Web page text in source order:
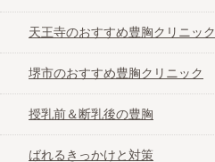
天王寺のおすすめ豊胸クリニック
堺市のおすすめ豊胸クリニック
授乳前＆断乳後の豊胸
ばれるきっかけと対策